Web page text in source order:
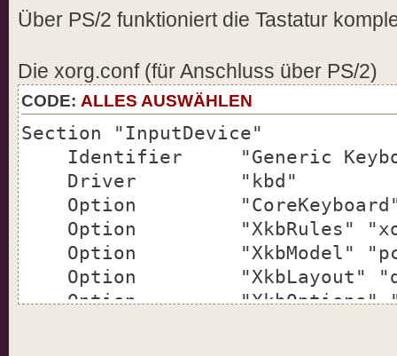
Über PS/2 funktioniert die Tastatur
Die xorg.conf (für Anschluss über PS/2)
CODE: ALLES AUSWÄHLEN
Section "InputDevice"
Identifier "Generic
Driver "kbd"
Option
Option "XkbRules"
Option "XkbModel"
Option "XkbLayout"
Option "XkbOptions"